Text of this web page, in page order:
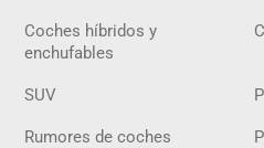
Coches híbridos y
enchufables
SUV
Rumores de coches